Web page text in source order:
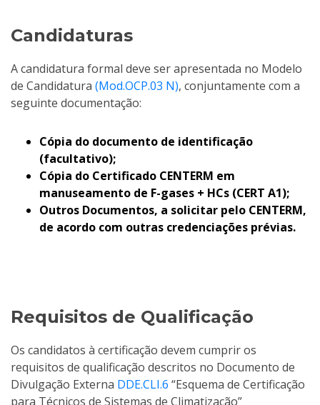
Candidaturas
A candidatura formal deve ser apresentada no Modelo
de Candidatura (Mod.OCP.03 N), conjuntamente com a
seguinte documentação:
Cópia do documento de identificação
(facultativo);
Cópia do Certificado CENTERM em
manuseamento de F-gases + HCs (CERT A1);
Outros Documentos, a solicitar pelo CENTERM,
de acordo com outras credenciações prévias.
Requisitos de Qualificação
Os candidatos à certificação devem cumprir os
requisitos de qualificação descritos no Documento de
Divulgação Externa DDE.CLI.6 “Esquema de Certificação
para Técnicos de Sistemas de Climatização”